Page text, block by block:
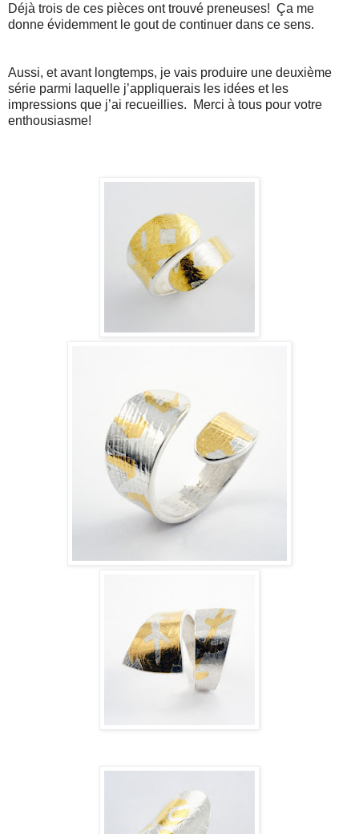
Déjà trois de ces pièces ont trouvé preneuses! Ça me
donne évidemment le gout de continuer dans ce sens.
Aussi, et avant longtemps, je vais produire une deuxième
série parmi laquelle j’appliquerais les idées et les
impressions que j’ai recueillies. Merci à tous pour votre
enthousiasme!